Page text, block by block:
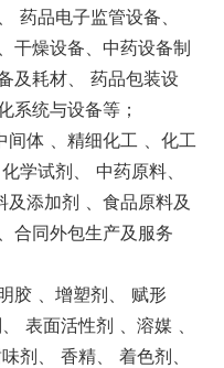
药品电子监管设备、
干燥设备、中药设备制
及耗材、 药品包装设
系统与设备等；
间体 、精细化工 、化工
学试剂、 中药原料、
添加剂 、食品原料及
合同外包生产及服务
胶 、增塑剂、 赋形
表面活性剂 、溶媒 、
剂、 香精、 着色剂、